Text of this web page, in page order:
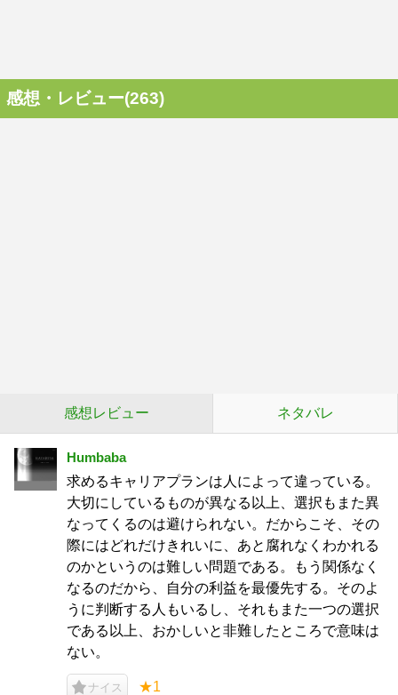
感想・レビュー(263)
感想レビュー ネタバレ
Humbaba
求めるキャリアプランは人によって違っている。
大切にしているものが異なる以上、選択もまた異
なってくるのは避けられない。だからこそ、その
際にはどれだけきれいに、あと腐れなくわかれる
のかというのは難しい問題である。もう関係なく
なるのだから、自分の利益を最優先する。そのよ
うに判断する人もいるし、それもまた一つの選択
である以上、おかしいと非難したところで意味は
ない。
ナイス ★1